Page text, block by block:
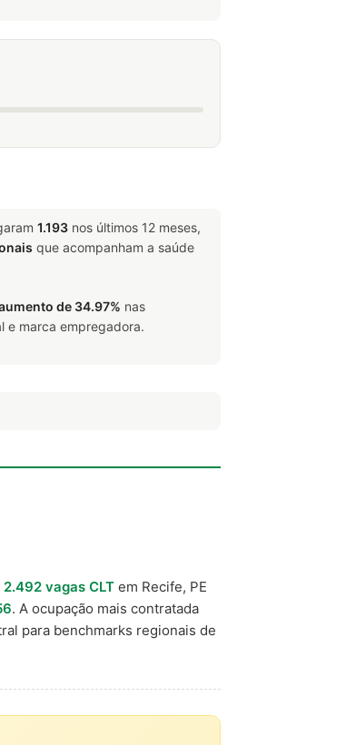
1.193 nos últimos 12 meses,
que acompanham a saúde
de 34.97% nas
e marca empregadora.
2.492 vagas CLT em Recife, PE
. A ocupação mais contratada
para benchmarks regionais de